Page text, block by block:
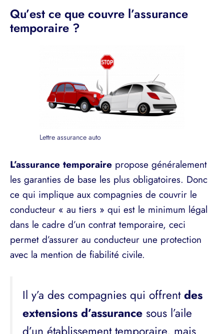
Qu’est ce que couvre l’assurance
temporaire ?
Lettre assurance auto
L’assurance temporaire propose généralement
les garanties de base les plus obligatoires. Donc
ce qui implique aux compagnies de couvrir le
conducteur « au tiers » qui est le minimum légal
dans le cadre d’un contrat temporaire, ceci
permet d’assurer au conducteur une protection
avec la mention de fiabilité civile.
Il y’a des compagnies qui offrentdes
extensions d’assurance sous l’aile